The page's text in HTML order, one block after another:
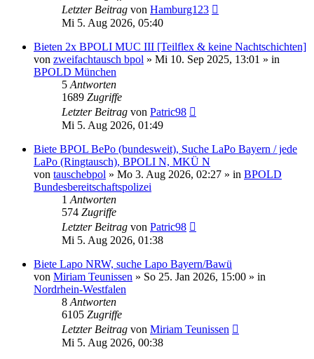
Letzter Beitrag von Hamburg123
Mi 5. Aug 2026, 05:40
Bieten 2x BPOLI MUC III [Teilflex & keine Nachtschichten]
von zweifachtausch bpol » Mi 10. Sep 2025, 13:01 » in
BPOLD München
5 Antworten
1689 Zugriffe
Letzter Beitrag von Patric98
Mi 5. Aug 2026, 01:49
Biete BPOL BePo (bundesweit), Suche LaPo Bayern / jede
LaPo (Ringtausch), BPOLI N, MKÜ N
von tauschebpol » Mo 3. Aug 2026, 02:27 » in BPOLD
Bundesbereitschaftspolizei
1 Antworten
574 Zugriffe
Letzter Beitrag von Patric98
Mi 5. Aug 2026, 01:38
Biete Lapo NRW, suche Lapo Bayern/Bawü
von Miriam Teunissen » So 25. Jan 2026, 15:00 » in
Nordrhein-Westfalen
8 Antworten
6105 Zugriffe
Letzter Beitrag von Miriam Teunissen
Mi 5. Aug 2026, 00:38